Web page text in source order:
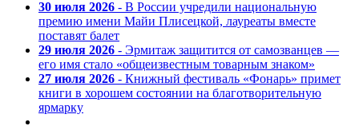
30 июля 2026 - В России учредили национальную
премию имени Майи Плисецкой, лауреаты вместе
поставят балет
29 июля 2026 - Эрмитаж защитится от самозванцев —
его имя стало «общеизвестным товарным знаком»
27 июля 2026 - Книжный фестиваль «Фонарь» примет
книги в хорошем состоянии на благотворительную
ярмарку